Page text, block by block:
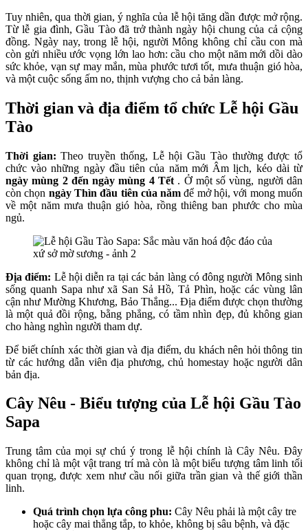
Tuy nhiên, qua thời gian, ý nghĩa của lễ hội tăng dần được mở rộng.
Từ lễ gia đình, Gầu Tào đã trở thành ngày hội chung của cả cộng
đồng. Ngày nay, trong lễ hội, người Mông không chỉ cầu con mà
còn gửi nhiều ước vọng lớn lao hơn: cầu cho một năm mới dồi dào
sức khỏe, vạn sự may mắn, mùa phước tươi tốt, mưa thuận gió hòa,
và một cuộc sống ấm no, thịnh vượng cho cả bản làng.
Thời gian và địa điểm tổ chức Lễ hội Gầu
Tào
Thời gian: Theo truyền thống, Lễ hội Gầu Tào thường được tổ
chức vào những ngày đầu tiên của năm mới Âm lịch, kéo dài từ
ngày mùng 2 đến ngày mùng 4 Tết . Ở một số vùng, người dân
còn chọn ngày Thìn đầu tiên của năm để mở hội, với mong muốn
về một năm mưa thuận gió hòa, rồng thiêng ban phước cho mùa
ngủ.
Địa điểm: Lễ hội diễn ra tại các bản làng có đông người Mông sinh
sống quanh Sapa như xã San Sả Hồ, Tả Phìn, hoặc các vùng lân
cận như Mường Khương, Bảo Thắng... Địa điểm được chọn thường
là một quả đồi rộng, bằng phẳng, có tầm nhìn đẹp, đủ không gian
cho hàng nghìn người tham dự.
Để biết chính xác thời gian và địa điểm, du khách nên hỏi thông tin
từ các hướng dẫn viên địa phương, chủ homestay hoặc người dân
bản địa.
Cây Nêu - Biểu tượng của Lễ hội Gầu Tào
Sapa
Trung tâm của mọi sự chú ý trong lễ hội chính là Cây Nêu. Đây
không chỉ là một vật trang trí mà còn là một biểu tượng tâm linh tối
quan trọng, được xem như cầu nối giữa trần gian và thế giới thần
linh.
Quá trình chọn lựa công phu: Cây Nêu phải là một cây tre
hoặc cây mai thẳng tắp, to khỏe, không bị sâu bệnh, và đặc